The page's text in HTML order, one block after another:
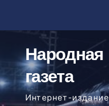
содержимому
Народная
газета
Интернет-издание